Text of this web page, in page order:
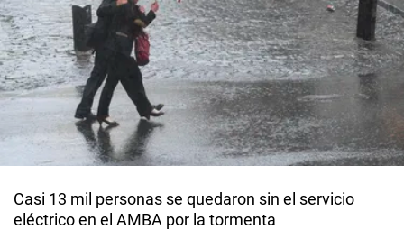
Casi 13 mil personas se quedaron sin el servicio
eléctrico en el AMBA por la tormenta